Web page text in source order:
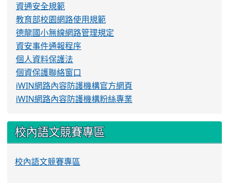
資通安全規範
教育部校園網路使用規範
德龍國小無線網路管理規定
資安事件通報程序
個人資料保護法
個資保護聯絡窗口
iWIN網路內容防護機構官方網頁
iWIN網路內容防護機構粉絲專業
校內語文競賽專區
校內語文競賽專區